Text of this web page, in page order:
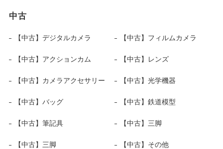
中古
【中古】デジタルカメラ 【中古】フィルムカメラ
【中古】アクションカム 【中古】レンズ
【中古】カメラアクセサリー 【中古】光学機器
【中古】バッグ 【中古】鉄道模型
【中古】筆記具 【中古】三脚
【中古】三脚 【中古】その他